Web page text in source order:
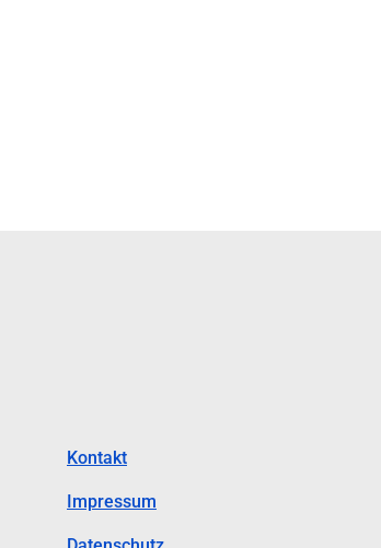
Kontakt
Impressum